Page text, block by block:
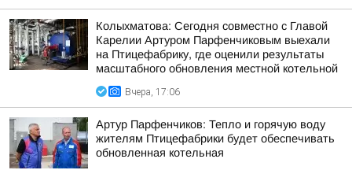
Колыхматова: Сегодня совместно с Главой
Карелии Артуром Парфенчиковым выехали
на Птицефабрику, где оценили результаты
масштабного обновления местной котельной
Вчера, 17:06
Артур Парфенчиков: Тепло и горячую воду
жителям Птицефабрики будет обеспечивать
обновленная котельная